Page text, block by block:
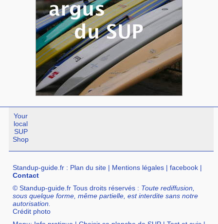
Your
local
SUP
Shop
Standup-guide.fr : Plan du site | Mentions légales |facebook |
Contact
© Standup-guide.fr Tous droits réservés : Toute rediffusion,
sous quelque forme, même partielle, est interdite sans notre
autorisation.
Crédit photo